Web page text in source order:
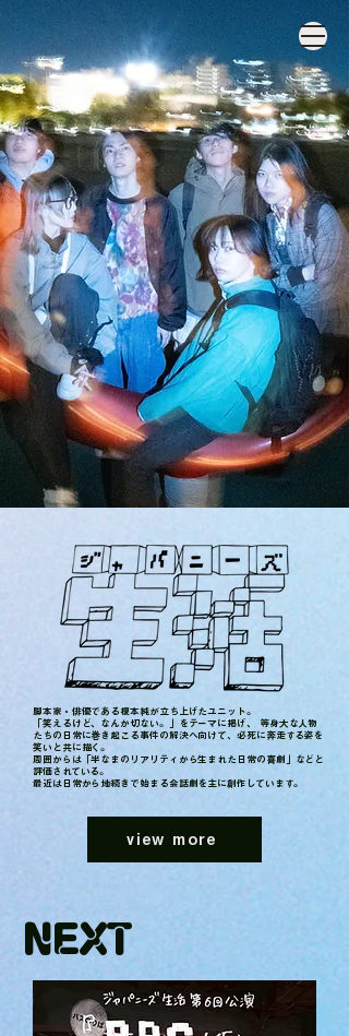
脚本家・俳優である榎本純が立ち上げたユニット。
「笑えるけど、なんか切ない。」をテーマに掲げ、 等身大な人物
たちの日常に巻き起こる事件の解決へ向けて、必死に奔走する姿を
笑いと共に描く。
周囲からは「半なまのリアリティから生まれた日常の喜劇」などと
評価されている。
最近は日常から地続きで始まる会話劇を主に創作しています。
view more
NEXT